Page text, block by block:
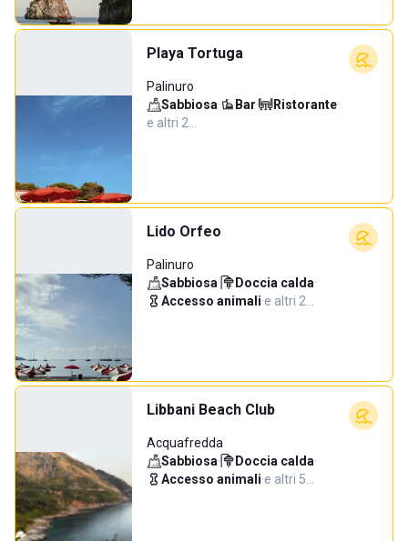
Playa Tortuga
Palinuro
Sabbiosa· Bar· Ristorante·
e altri 2…
Lido Orfeo
Palinuro
Sabbiosa· Doccia calda·
Accesso animali·e altri 2…
Libbani Beach Club
Acquafredda
Sabbiosa· Doccia calda·
Accesso animali·e altri 5…